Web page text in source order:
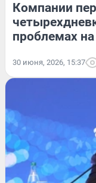
Компании
проблемах
30 июня, 2026, 15:37